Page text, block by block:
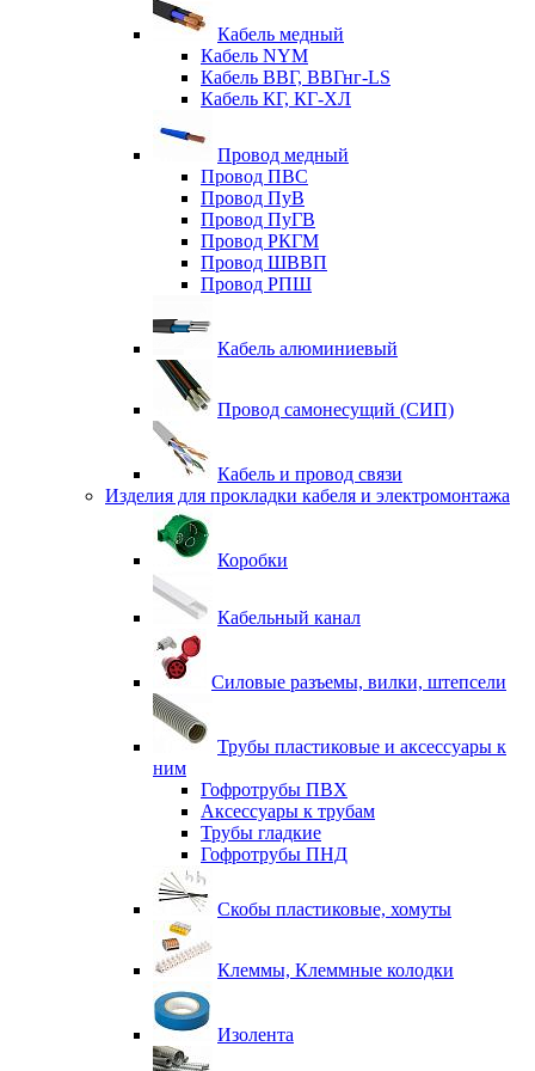
Кабель медный
Кабель NYM
Кабель ВВГ, ВВГнг-LS
Кабель КГ, КГ-ХЛ
Провод медный
Провод ПВС
Провод ПуВ
Провод ПуГВ
Провод РКГМ
Провод ШВВП
Провод РПШ
Кабель алюминиевый
Провод самонесущий (СИП)
Кабель и провод связи
Изделия для прокладки кабеля и электромонтажа
Коробки
Кабельный канал
Силовые разъемы, вилки, штепсели
Трубы пластиковые и аксессуары к
ним
Гофротрубы ПВХ
Аксессуары к трубам
Трубы гладкие
Гофротрубы ПНД
Скобы пластиковые, хомуты
Клеммы, Клеммные колодки
Изолента